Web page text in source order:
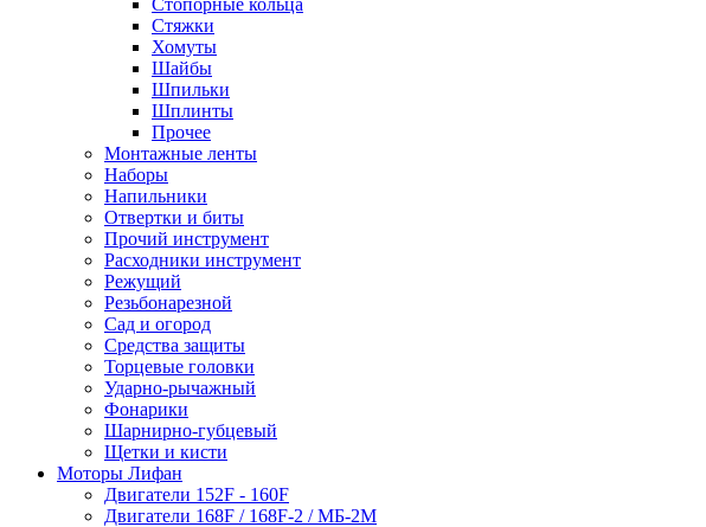
Стопорные кольца
Стяжки
Хомуты
Шайбы
Шпильки
Шплинты
Прочее
Монтажные ленты
Наборы
Напильники
Отвертки и биты
Прочий инструмент
Расходники инструмент
Режущий
Резьбонарезной
Сад и огород
Средства защиты
Торцевые головки
Ударно-рычажный
Фонарики
Шарнирно-губцевый
Щетки и кисти
Моторы Лифан
Двигатели 152F - 160F
Двигатели 168F / 168F-2 / МБ-2М